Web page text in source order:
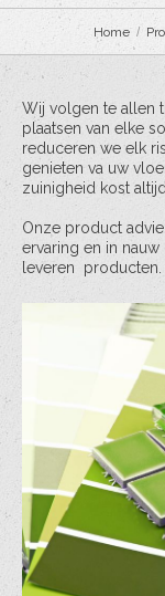
Home
Wij volgen te allen
plaatsen van elke
reduceren we elk
genieten va uw
zuinigheid kost
Onze product
ervaring en in
leveren producten.